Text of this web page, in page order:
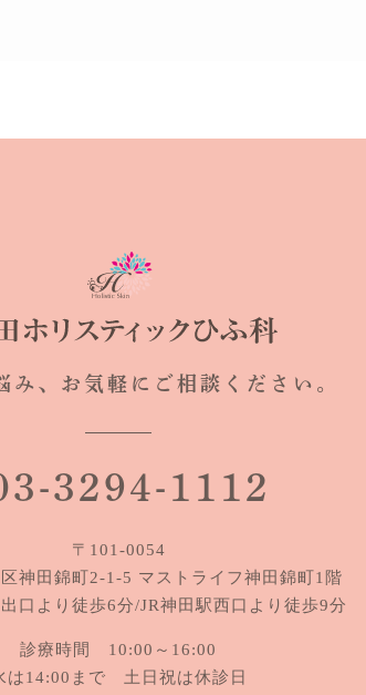
み、 お気軽にご相談ください。
3294-1112
〒101-0054
神田錦町2-1-5 マストライフ神田錦町1階
口より徒歩6分/JR神田駅西口より徒歩9分
診療時間 10:00～16:00
は14:00まで 土日祝は休診日